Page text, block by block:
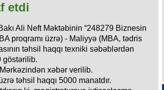
etdi
Ali Neft Məktəbinin “248279 Biznesin
proqramı üzrə) - Maliyyə (MBA, tədris
təhsil haqqı texniki səbəblərdən
göstərilib.
xəbər verilib.
təhsil haqqı 5000 manatdır.